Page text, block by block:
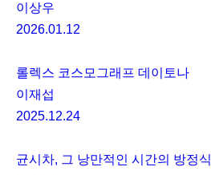
이상우
2026.01.12
롤렉스 코스모그래프 데이토나
이재섭
2025.12.24
균시차, 그 낭만적인 시간의 방정식